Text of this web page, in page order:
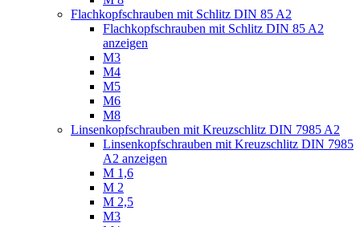
Flachkopfschrauben mit Schlitz DIN 85 A2
Flachkopfschrauben mit Schlitz DIN 85 A2
anzeigen
M3
M4
M5
M6
M8
Linsenkopfschrauben mit Kreuzschlitz DIN 7985 A2
Linsenkopfschrauben mit Kreuzschlitz DIN 7985
A2 anzeigen
M 1,6
M 2
M 2,5
M3